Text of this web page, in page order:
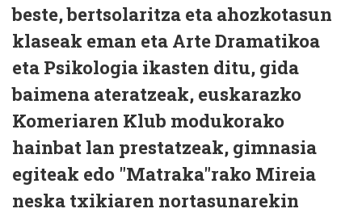
beste, bertsolaritza eta ahozkotasun
klaseak eman eta Arte Dramatikoa
eta Psikologia ikasten ditu, gida
baimena ateratzeak, euskarazko
Komeriaren Klub modukorako
hainbat lan prestatzeak, gimnasia
egiteak edo "Matraka"rako Mireia
neska txikiaren nortasunarekin